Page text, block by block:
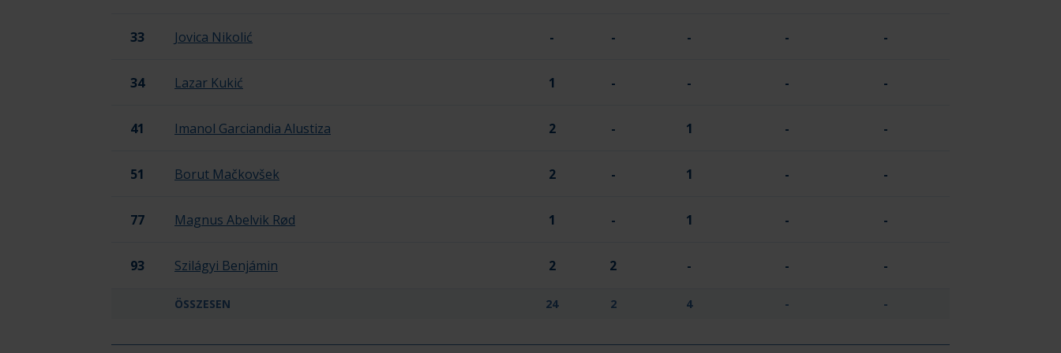
33 Jovica Nikolić - - - - -
34 Lazar Kukić 1 - - - -
41 Imanol Garciandia Alustiza 2 - 1 - -
51 Borut Mačkovšek 2 - 1 - -
77 Magnus Abelvik Rød 1 - 1 - -
93 Szilágyi Benjámin 2 2 - - -
ÖSSZESEN 24 2 4 - -